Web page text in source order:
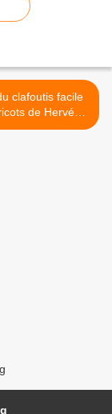
clafoutis facile
de Hervé
Cuisine >